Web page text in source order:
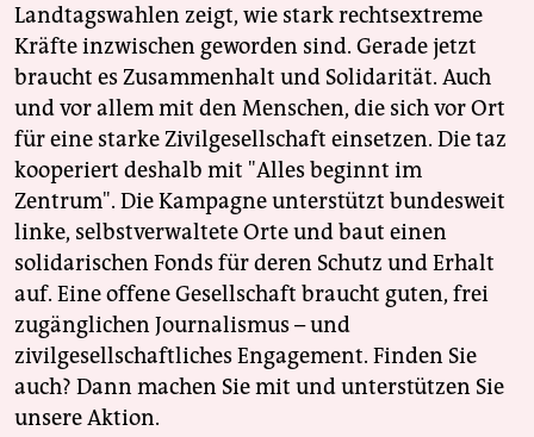
Landtagswahlen zeigt, wie stark rechtsextreme
Kräfte inzwischen geworden sind. Gerade jetzt
braucht es Zusammenhalt und Solidarität. Auch
und vor allem mit den Menschen, die sich vor Ort
für eine starke Zivilgesellschaft einsetzen. Die taz
kooperiert deshalb mit "Alles beginnt im
Zentrum". Die Kampagne unterstützt bundesweit
linke, selbstverwaltete Orte und baut einen
solidarischen Fonds für deren Schutz und Erhalt
auf. Eine offene Gesellschaft braucht guten, frei
zugänglichen Journalismus – und
zivilgesellschaftliches Engagement. Finden Sie
auch? Dann machen Sie mit und unterstützen Sie
unsere Aktion.